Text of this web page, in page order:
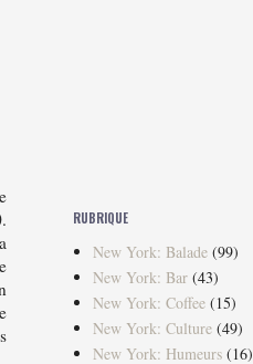
RUBRIQUE
New York: Balade (99)
New York: Bar (43)
New York: Coffee (15)
New York: Culture (49)
New York: Humeurs (16)